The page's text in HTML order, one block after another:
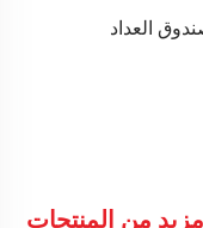
العداد
من المنتجات